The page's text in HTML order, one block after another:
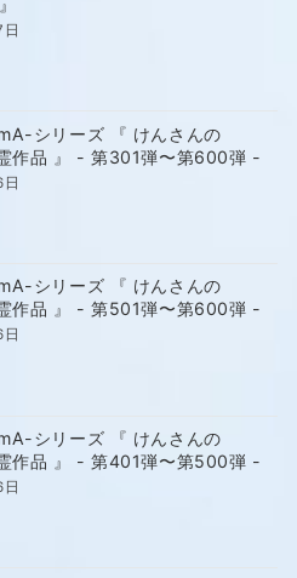
シリーズ 『 けんさんの
作品 』 - 第301弾〜第600弾 -
シリーズ 『 けんさんの
作品 』 - 第501弾〜第600弾 -
シリーズ 『 けんさんの
作品 』 - 第401弾〜第500弾 -